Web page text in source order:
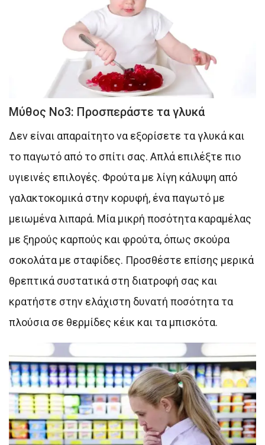
Μύθος Νο3: Προσπεράστε τα γλυκά
Δεν είναι απαραίτητο να εξορίσετε τα γλυκά και
το παγωτό από το σπίτι σας. Απλά επιλέξτε πιο
υγιεινές επιλογές. Φρούτα με λίγη κάλυψη από
γαλακτοκομικά στην κορυφή, ένα παγωτό με
μειωμένα λιπαρά. Μία μικρή ποσότητα καραμέλας
με ξηρούς καρπούς και φρούτα, όπως σκούρα
σοκολάτα με σταφίδες. Προσθέστε επίσης μερικά
θρεπτικά συστατικά στη διατροφή σας και
κρατήστε στην ελάχιστη δυνατή ποσότητα τα
πλούσια σε θερμίδες κέικ και τα μπισκότα.